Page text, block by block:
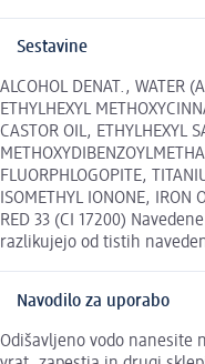
Sestavine
ALCOHOL DENAT., WATER
ETHYLHEXYL
CASTOR OIL, ETHYLHEXYL
FLUORPHLOGOPITE,
ISOMETHYL IONONE, IRON
RED 33 (CI 17200)
razlikujejo od tistih
Navodilo za uporabo
Odišavljeno vodo nanesite